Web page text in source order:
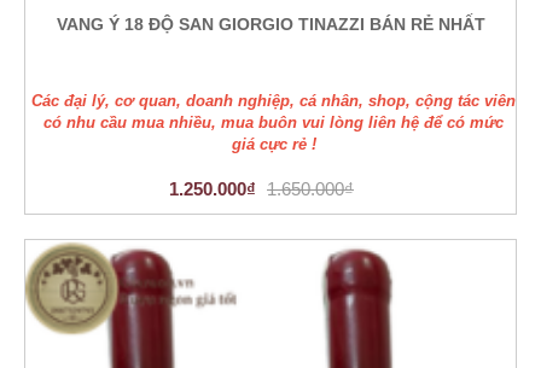
VANG Ý 18 ĐỘ SAN GIORGIO TINAZZI BÁN RẺ NHẤT
Các đại lý, cơ quan, doanh nghiệp, cá nhân, shop, cộng tác viên
có nhu cầu mua nhiều, mua buôn vui lòng liên hệ để có mức
giá cực rẻ !
1.250.000₫ 1.650.000₫